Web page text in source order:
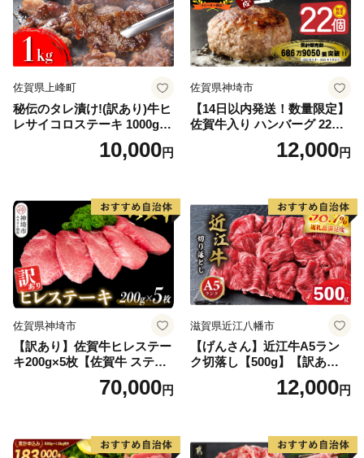
佐賀県上峰町
秘伝のタレ漬け!(訳あり)牛ヒ
レサイコロステーキ 1000g
10,000円
佐賀県神埼市
【14日以内発送！数量限定】
佐賀牛入り ハンバーグ 22個
2.6kg(120g×22個)【佐賀牛
黒毛和牛 ブランド牛 九州 ハ
気】(H083106)
12,000円
佐賀県神埼市
【訳あり】佐賀牛ヒレステー
キ200g×5枚【佐賀牛 ステー
キ ブランド肉 ヒレ肉 フィレ
肉 ジューシー ヘルシー】(H0
70,000円
滋賀県近江八幡市
【げんさん】近江牛A5ラン
ク切落し【500g】【訳あり】
12,000円